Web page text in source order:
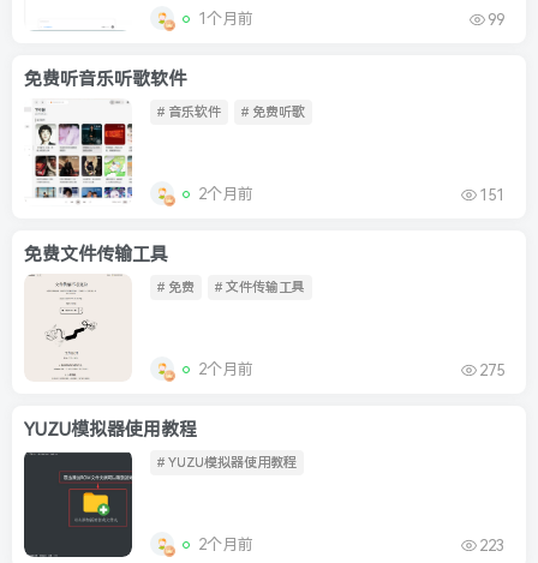
1个月前 99
免费听音乐听歌软件
# 音乐软件 # 免费听歌
2个月前 151
免费文件传输工具
# 免费 # 文件传输工具
2个月前 275
YUZU模拟器使用教程
# YUZU模拟器使用教程
2个月前 223